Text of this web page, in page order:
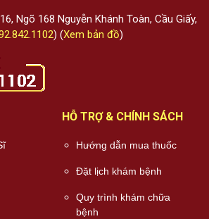
Ngõ 168 Nguyễn Khánh Toàn, Cầu Giấy,
) (Xem bản đồ)
HỖ TRỢ & CHÍNH SÁCH
Hướng dẫn mua thuốc
Đặt lịch khám bệnh
Quy trình khám chữa
bệnh